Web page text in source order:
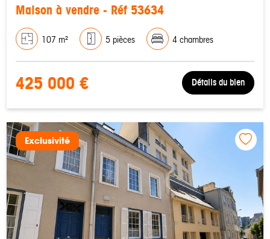
Maison à vendre - Réf 53634
107 m² 5 pièces 4 chambres
425 000 € Détails du bien
Exclusivité